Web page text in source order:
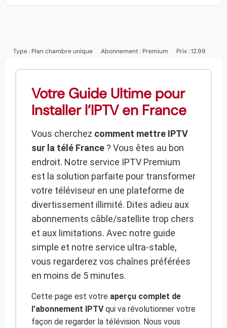
Type : Plan chambre unique Abonnement : Premium Prix : 12.99
Votre Guide Ultime pour
Installer l’IPTV en France
Vous cherchez comment mettre IPTV
sur la télé France ? Vous êtes au bon
endroit. Notre service IPTV Premium
est la solution parfaite pour transformer
votre téléviseur en une plateforme de
divertissement illimité. Dites adieu aux
abonnements câble/satellite trop chers
et aux limitations. Avec notre guide
simple et notre service ultra-stable,
vous regarderez vos chaînes préférées
en moins de 5 minutes.
Cette page est votre aperçu complet de
l’abonnement IPTVqui va révolutionner votre
façon de regarder la télévision. Nous vous